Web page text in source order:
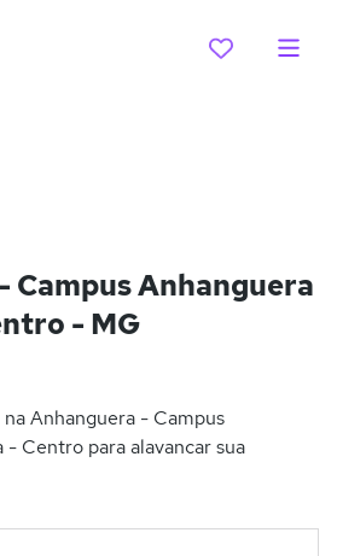
Campus Anhanguera
- MG
Anhanguera - Campus
Centro para alavancar sua